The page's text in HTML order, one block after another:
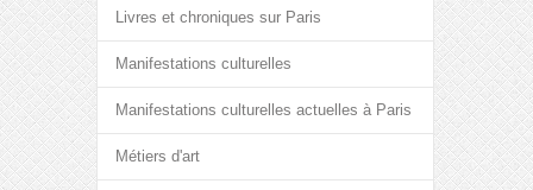
Livres et chroniques sur Paris
Manifestations culturelles
Manifestations culturelles actuelles à Paris
Métiers d'art